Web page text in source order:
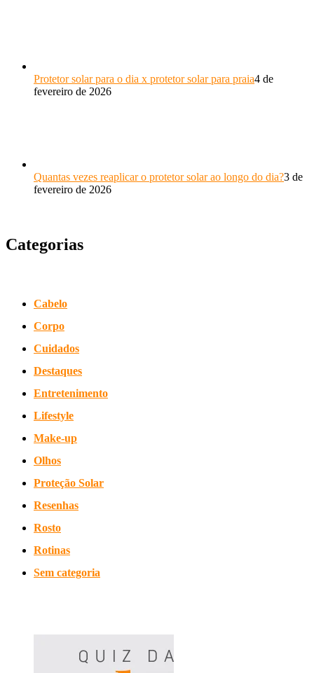
Protetor solar para o dia x protetor solar para praia4 de
fevereiro de 2026
Quantas vezes reaplicar o protetor solar ao longo do dia?3 de
fevereiro de 2026
Categorias
Cabelo
Corpo
Cuidados
Destaques
Entretenimento
Lifestyle
Make-up
Olhos
Proteção Solar
Resenhas
Rosto
Rotinas
Sem categoria